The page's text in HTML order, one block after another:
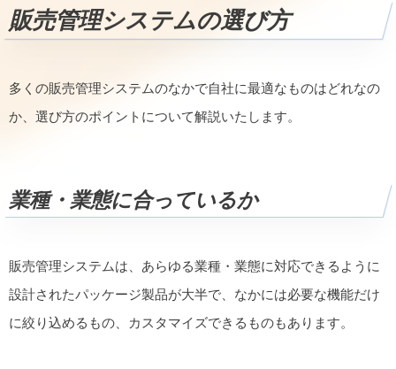
販売管理システムの選び方
多くの販売管理システムのなかで自社に最適なものはどれなの
か、選び方のポイントについて解説いたします。
業種・業態に合っているか
販売管理システムは、あらゆる業種・業態に対応できるように
設計されたパッケージ製品が大半で、なかには必要な機能だけ
に絞り込めるもの、カスタマイズできるものもあります。